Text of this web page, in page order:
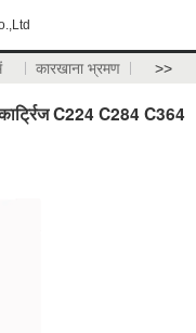
कारखाना भ्रमण >>
C224 C284 C364